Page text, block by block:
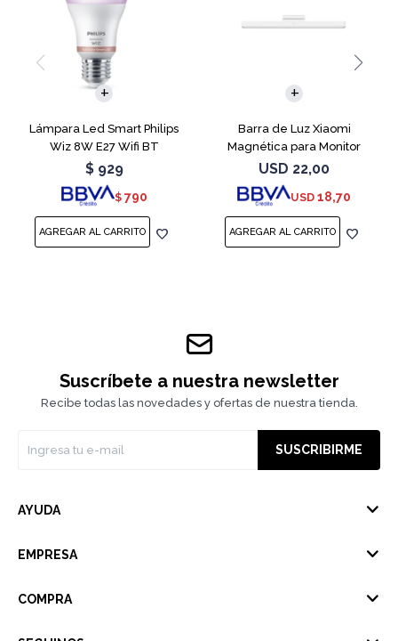
Lámpara Led Smart Philips
Wiz 8W E27 Wifi BT
$ 929
$ 790
Barra de Luz Xiaomi
Magnética para Monitor
USD 22,00
USD 18,70
Suscríbete a nuestra newsletter
Recibe todas las novedades y ofertas de nuestra tienda.
SUSCRIBIRME
AYUDA
EMPRESA
COMPRA